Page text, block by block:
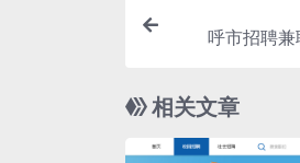
呼市招聘
相关文章